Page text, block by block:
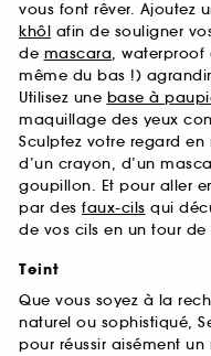
vous font rêver. Ajoutez
khôl afin de souligner
de mascara, waterproof
même du bas !)
Utilisez une base à
maquillage des yeux
Sculptez votre regard en
d’un crayon, d’un
goupillon. Et pour aller
par des faux-cils qui
de vos cils en un tour de
Teint
Que vous soyez à la
naturel ou sophistiqué,
pour réussir aisément